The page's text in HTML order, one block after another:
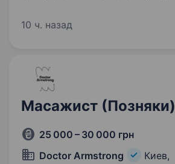
Ваканції відкрити у центрах на: проспект
10 ч. назад
Масажист (Позняки)
25 000 – 30 000 грн
Doctor Armstrong
Киев,